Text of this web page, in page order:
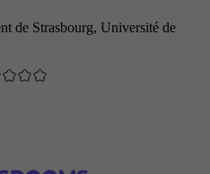
de Strasbourg, Université de